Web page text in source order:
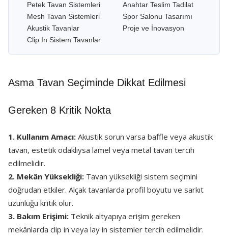
Petek Tavan Sistemleri
Mesh Tavan Sistemleri
Akustik Tavanlar
Clip In Sistem Tavanlar
Anahtar Teslim Tadilat
Spor Salonu Tasarımı
Proje ve İnovasyon
Asma Tavan Seçiminde Dikkat Edilmesi
Gereken 8 Kritik Nokta
1. Kullanım Amacı: Akustik sorun varsa baffle veya akustik
tavan, estetik odaklıysa lamel veya metal tavan tercih
edilmelidir.
2. Mekân Yüksekliği: Tavan yüksekliği sistem seçimini
doğrudan etkiler. Alçak tavanlarda profil boyutu ve sarkıt
uzunluğu kritik olur.
3. Bakım Erişimi: Teknik altyapıya erişim gereken
mekânlarda clip in veya lay in sistemler tercih edilmelidir.